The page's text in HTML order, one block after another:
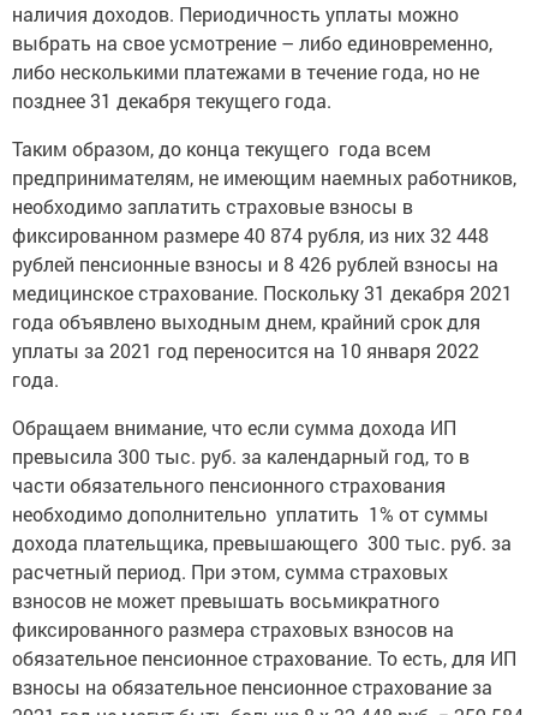
наличия доходов. Периодичность уплаты можно
выбрать на свое усмотрение – либо единовременно,
либо несколькими платежами в течение года, но не
позднее 31 декабря текущего года.
Таким образом, до конца текущего года всем
предпринимателям, не имеющим наемных работников,
необходимо заплатить страховые взносы в
фиксированном размере 40 874 рубля, из них 32 448
рублей пенсионные взносы и 8 426 рублей взносы на
медицинское страхование. Поскольку 31 декабря 2021
года объявлено выходным днем, крайний срок для
уплаты за 2021 год переносится на 10 января 2022
года.
Обращаем внимание, что если сумма дохода ИП
превысила 300 тыс. руб. за календарный год, то в
части обязательного пенсионного страхования
необходимо дополнительно уплатить 1% от суммы
дохода плательщика, превышающего 300 тыс. руб. за
расчетный период. При этом, сумма страховых
взносов не может превышать восьмикратного
фиксированного размера страховых взносов на
обязательное пенсионное страхование. То есть, для ИП
взносы на обязательное пенсионное страхование за